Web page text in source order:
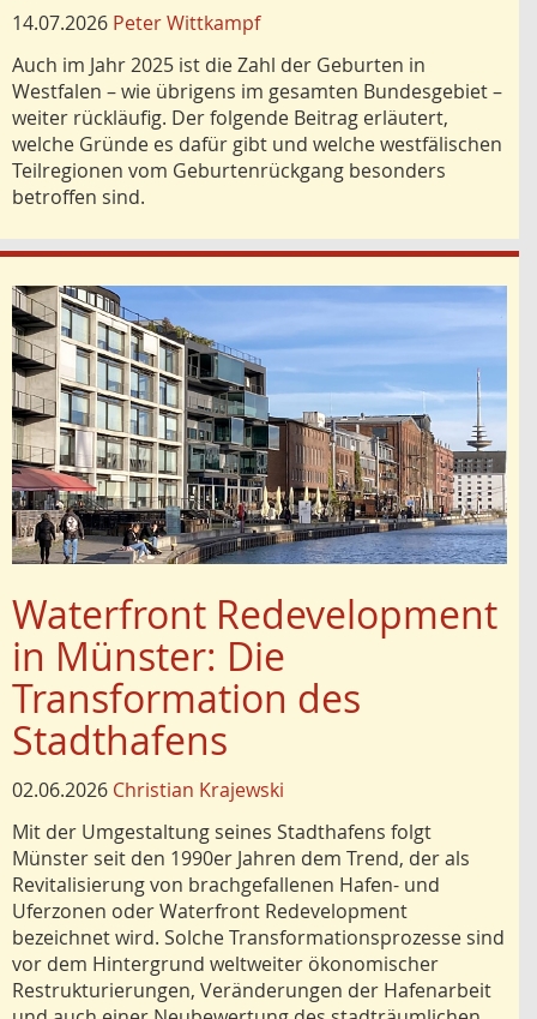
14.07.2026 Peter Wittkampf
Auch im Jahr 2025 ist die Zahl der Geburten in
Westfalen – wie übrigens im gesamten Bundesgebiet –
weiter rückläufig. Der folgende Beitrag erläutert,
welche Gründe es dafür gibt und welche westfälischen
Teilregionen vom Geburtenrückgang besonders
betroffen sind.
Waterfront Redevelopment
in Münster: Die
Transformation des
Stadthafens
02.06.2026 Christian Krajewski
Mit der Umgestaltung seines Stadthafens folgt
Münster seit den 1990er Jahren dem Trend, der als
Revitalisierung von brachgefallenen Hafen- und
Uferzonen oder Waterfront Redevelopment
bezeichnet wird. Solche Transformationsprozesse sind
vor dem Hintergrund weltweiter ökonomischer
Restrukturierungen, Veränderungen der Hafenarbeit